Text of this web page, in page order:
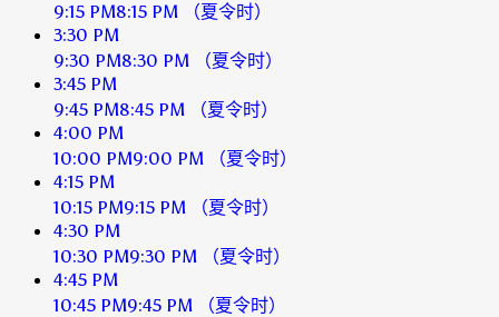
9:15 PM8:15 PM
（夏令时）
3:30 PM
9:30 PM8:30 PM
（夏令时）
3:45 PM
9:45 PM8:45 PM
（夏令时）
4:00 PM
10:00 PM9:00 PM
（夏令时）
4:15 PM
10:15 PM9:15 PM
（夏令时）
4:30 PM
10:30 PM9:30 PM
（夏令时）
4:45 PM
10:45 PM9:45 PM
（夏令时）